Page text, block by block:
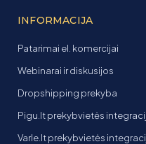
INFORMACIJA
Patarimai el. komercijai
Webinarai ir diskusijos
Dropshipping prekyba
Pigu.lt prekybvietės
Varle.lt prekybvietės